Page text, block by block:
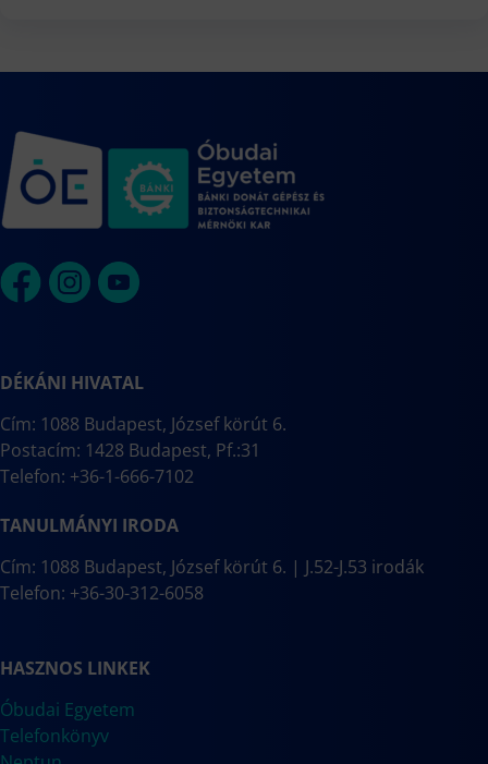
DÉKÁNI HIVATAL
Cím: 1088 Budapest, József körút 6.
Postacím: 1428 Budapest, Pf.:31
Telefon: +36-1-666-7102
TANULMÁNYI IRODA
Cím: 1088 Budapest, József körút 6. | J.52-J.53 irodák
Telefon: +36-30-312-6058
HASZNOS LINKEK
Óbudai Egyetem
Telefonkönyv